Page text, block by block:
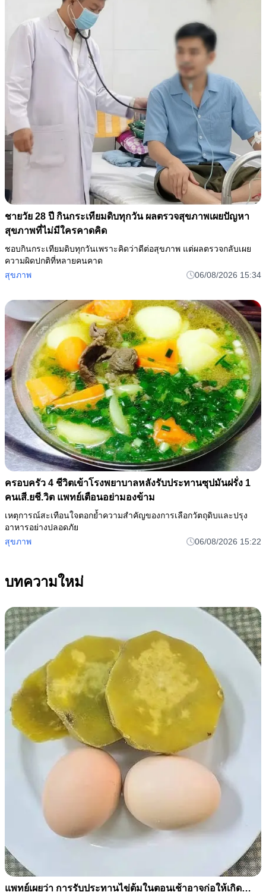
ชายวัย 28 ปี กินกระเทียมดิบทุกวัน ผลตรวจสุขภาพเผยปัญหา
สุขภาพที่ไม่มีใครคาดคิด
ชอบกินกระเทียมดิบทุกวันเพราะคิดว่าดีต่อสุขภาพ แต่ผลตรวจกลับเผย
ความผิดปกติที่หลายคนคาด
สุขภาพ
06/08/2026 15:34
ครอบครัว 4 ชีวิตเข้าโรงพยาบาลหลังรับประทานซุปมันฝรั่ง 1
คนเสี.ยชี.วิต แพทย์เตือนอย่ามองข้าม
เหตุการณ์สะเทือนใจตอกย้ำความสำคัญของการเลือกวัตถุดิบและปรุง
อาหารอย่างปลอดภัย
สุขภาพ
06/08/2026 15:22
บทความใหม่
แพทย์เผยว่า การรับประทานไข่ต้มในตอนเช้าอาจก่อให้เกิด…